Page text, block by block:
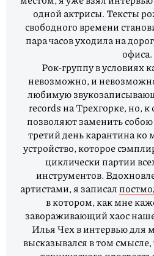
одной актрисы. Тексты
свободного времени
пара часов уходила на
офиса.
Рок-группу в условиях
невозможно, и
любимую
records на Трехгорке, но, к
позволяют заменить
третий день карантина
устройство, которое
циклически партии
инструментов.
артистами, я записал
в котором, как мне
завораживающий хаос
Илья Чех в интервью для
высказывался в том